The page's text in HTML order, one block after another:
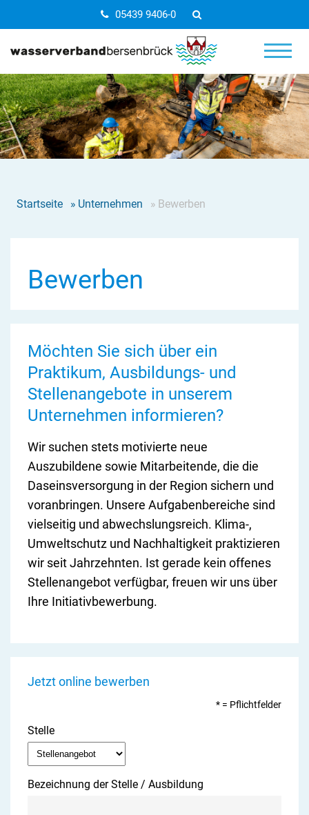
05439 9406-0
Startseite » Unternehmen » Bewerben
Bewerben
Möchten Sie sich über ein
Praktikum, Ausbildungs- und
Stellenangebote in unserem
Unternehmen informieren?
Wir suchen stets motivierte neue
Auszubildene sowie Mitarbeitende, die die
Daseinsversorgung in der Region sichern und
voranbringen. Unsere Aufgabenbereiche sind
vielseitig und abwechslungsreich. Klima-,
Umweltschutz und Nachhaltigkeit praktizieren
wir seit Jahrzehnten. Ist gerade kein offenes
Stellenangebot verfügbar, freuen wir uns über
Ihre Initiativbewerbung.
Jetzt online bewerben
* = Pflichtfelder
Stelle
Bezeichnung der Stelle / Ausbildung